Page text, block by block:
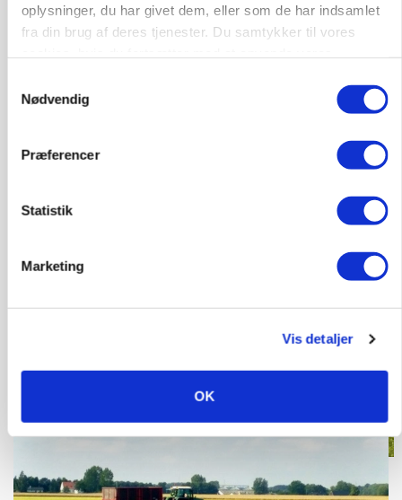
oplysninger, du har givet dem, eller som de har indsamlet
fra din brug af deres tjenester. Du samtykker til vores
Nødvendig
Præferencer
Statistik
Marketing
Vis detaljer
OK
MARKED
Krone åbner XDisc for John Deere og New